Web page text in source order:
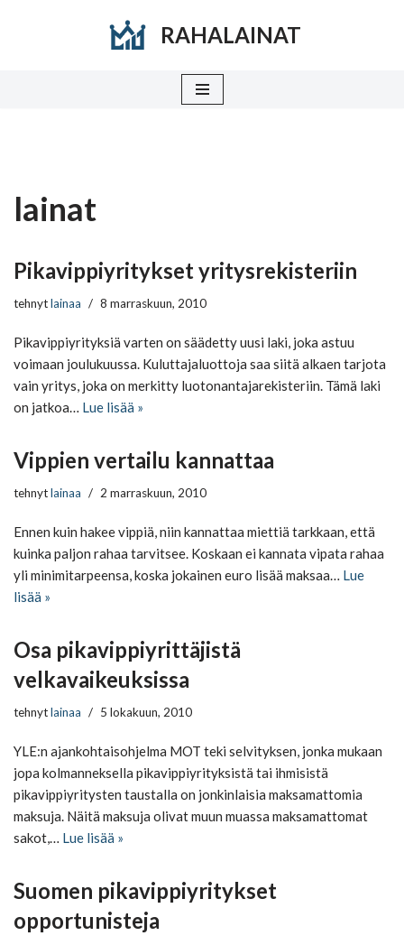
RAHALAINAT
lainat
Pikavippiyritykset yritysrekisteriin
tehnytlainaa 8 marraskuun, 2010
Pikavippiyrityksiä varten on säädetty uusi laki, joka astuu
voimaan joulukuussa. Kuluttajaluottoja saa siitä alkaen tarjota
vain yritys, joka on merkitty luotonantajarekisteriin. Tämä laki
on jatkoa… Lue lisää »
Vippien vertailu kannattaa
tehnytlainaa 2 marraskuun, 2010
Ennen kuin hakee vippiä, niin kannattaa miettiä tarkkaan, että
kuinka paljon rahaa tarvitsee. Koskaan ei kannata vipata rahaa
yli minimitarpeensa, koska jokainen euro lisää maksaa… Lue
lisää »
Osa pikavippiyrittäjistä
velkavaikeuksissa
tehnytlainaa 5 lokakuun, 2010
YLE:n ajankohtaisohjelma MOT teki selvityksen, jonka mukaan
jopa kolmanneksella pikavippiyrityksistä tai ihmisistä
pikavippiyritysten taustalla on jonkinlaisia maksamattomia
maksuja. Näitä maksuja olivat muun muassa maksamattomat
sakot,… Lue lisää »
Suomen pikavippiyritykset
opportunisteja